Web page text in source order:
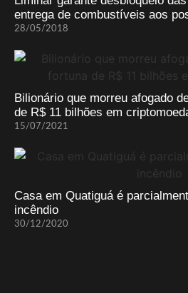
entrega de combustíveis aos
28/05/2018
Bilionário que morreu afogado
de R$ 11 bilhões em
15/07/2021
Casa em Quatiguá é
incêndio
30/12/2020